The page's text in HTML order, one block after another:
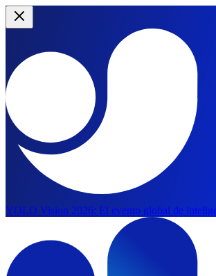
YOLO Vision 2026: El evento global de